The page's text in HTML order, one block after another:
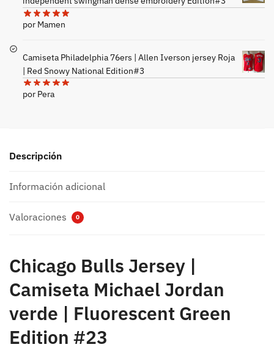
por Mamen
Camiseta Philadelphia 76ers | Allen Iverson jersey Roja
| Red Snowy National Edition#3
por Pera
Descripción
Información adicional
Valoraciones 0
Chicago Bulls Jersey |
Camiseta Michael Jordan
verde | Fluorescent Green
Edition #23